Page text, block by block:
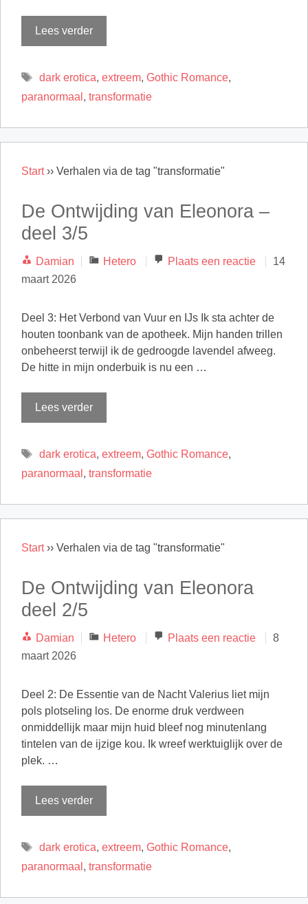
Lees verder
Tags
dark erotica, extreem, Gothic Romance,
paranormaal , transformatie
Start›› Verhalen via de tag "transformatie"
De Ontwijding van Eleonora –
deel 3/5
Damian Categorieën
Hetero Plaats een reactie
14
maart 2026
Deel 3: Het Verbond van Vuur en IJs Ik sta achter de
houten toonbank van de apotheek. Mijn handen trillen
onbeheerst terwijl ik de gedroogde lavendel afweeg.
De hitte in mijn onderbuik is nu een …
Lees verder
Tags
dark erotica, extreem, Gothic Romance,
paranormaal , transformatie
Start›› Verhalen via de tag "transformatie"
De Ontwijding van Eleonora
deel 2/5
Damian Categorieën
Hetero Plaats een reactie
8
maart 2026
Deel 2: De Essentie van de Nacht Valerius liet mijn
pols plotseling los. De enorme druk verdween
onmiddellijk maar mijn huid bleef nog minutenlang
tintelen van de ijzige kou. Ik wreef werktuiglijk over de
plek. …
Lees verder
Tags
dark erotica, extreem, Gothic Romance,
paranormaal , transformatie